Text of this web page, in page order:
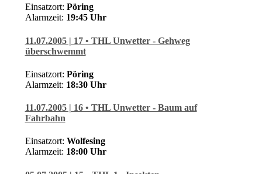
Einsatzort: Pöring
Alarmzeit: 19:45 Uhr
11.07.2005 | 17 • THL Unwetter - Gehweg
überschwemmt
Einsatzort: Pöring
Alarmzeit: 18:30 Uhr
11.07.2005 | 16 • THL Unwetter - Baum auf
Fahrbahn
Einsatzort: Wolfesing
Alarmzeit: 18:00 Uhr